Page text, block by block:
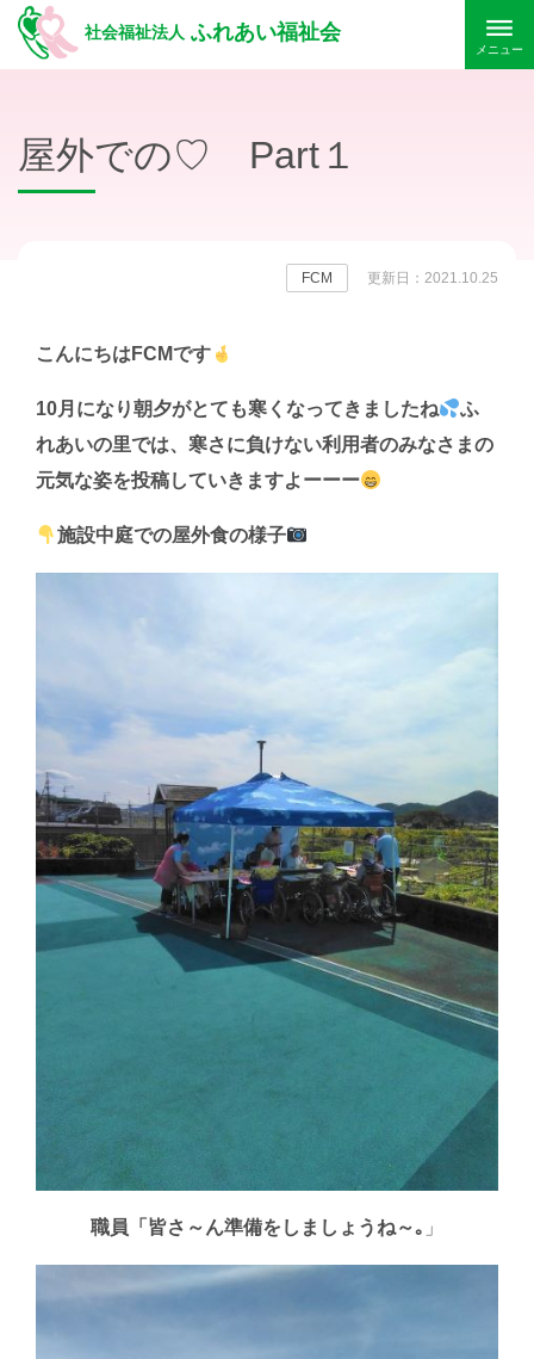
社会福祉法人 ふれあい福祉会
メニュー
屋外での♡ Part１
FCM 更新日：2021.10.25
こんにちはFCMです
10月になり朝夕がとても寒くなってきましたね
ふ
れあいの里では、寒さに負けない利用者のみなさまの
元気な姿を投稿していきますよーーー
施設中庭での屋外食の様子
職員「皆さ～ん準備をしましょうね～｡ 」